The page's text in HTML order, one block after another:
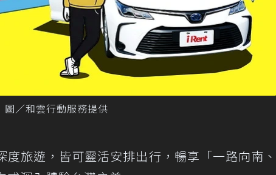
圖／和雲行動服務提供
旅遊，皆可靈活安排出行，暢享「一路向南、